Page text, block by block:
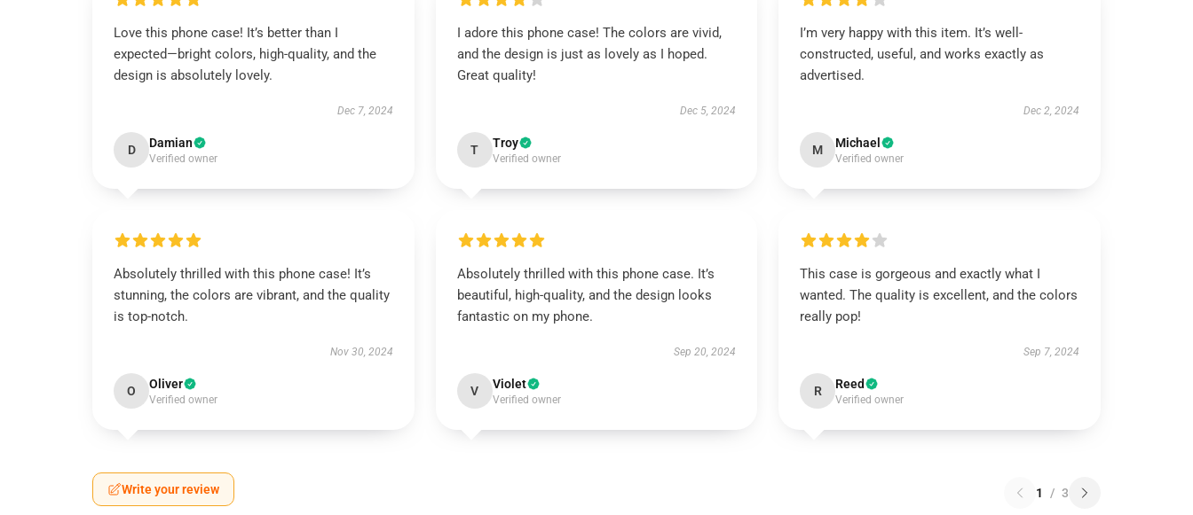
Love this phone case! It’s better than I
expected—bright colors, high-quality, and the
design is absolutely lovely.
Dec 7, 2024
D Damian
Verified owner
I adore this phone case! The colors are vivid,
and the design is just as lovely as I hoped.
Great quality!
Dec 5, 2024
T Troy
Verified owner
I’m very happy with this item. It’s well-
constructed, useful, and works exactly as
advertised.
Dec 2, 2024
M Michael
Verified owner
Absolutely thrilled with this phone case! It’s
stunning, the colors are vibrant, and the quality
is top-notch.
Nov 30, 2024
O Oliver
Verified owner
Absolutely thrilled with this phone case. It’s
beautiful, high-quality, and the design looks
fantastic on my phone.
Sep 20, 2024
V Violet
Verified owner
This case is gorgeous and exactly what I
wanted. The quality is excellent, and the colors
really pop!
Sep 7, 2024
R Reed
Verified owner
Write your review 1 / 3